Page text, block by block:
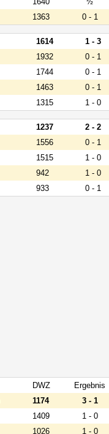
1363 0 - 1
1614
1 - 3
1932
0 - 1
1744
0 - 1
1463
0 - 1
1315 1 - 0
1237
2 - 2
1556
0 - 1
1515
1 - 0
942
1 - 0
933 0 - 1
DWZ
Ergebnis
1174
3 - 1
1409
1 - 0
1026
1 - 0